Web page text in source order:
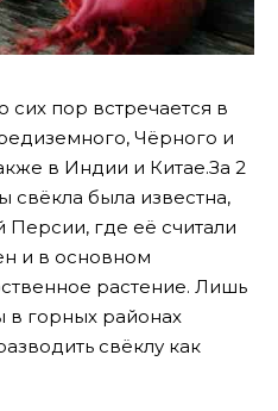
сих пор встречается в
Чёрного и
в Индии и Китае.За 2
свёкла была известна,
где её считали
и в основном
растение. Лишь
в горных районах
свёклу как